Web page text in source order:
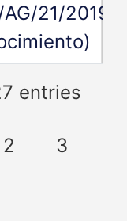
AG/21/2019
entries
2 3